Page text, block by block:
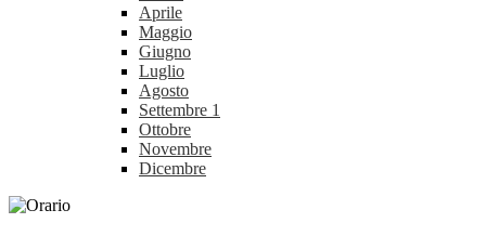
Aprile
Maggio
Giugno
Luglio
Agosto
Settembre 1
Ottobre
Novembre
Dicembre